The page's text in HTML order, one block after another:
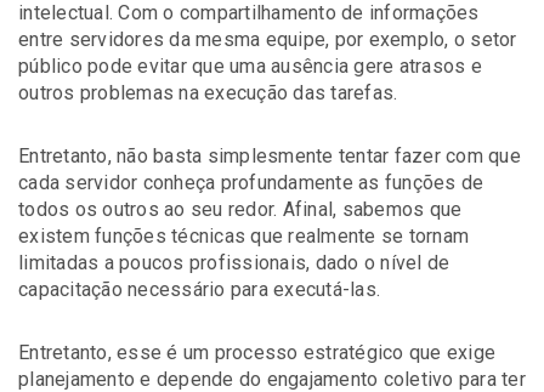
intelectual. Com o compartilhamento de informações
entre servidores da mesma equipe, por exemplo, o setor
público pode evitar que uma ausência gere atrasos e
outros problemas na execução das tarefas.
Entretanto, não basta simplesmente tentar fazer com que
cada servidor conheça profundamente as funções de
todos os outros ao seu redor. Afinal, sabemos que
existem funções técnicas que realmente se tornam
limitadas a poucos profissionais, dado o nível de
capacitação necessário para executá-las.
Entretanto, esse é um processo estratégico que exige
planejamento e depende do engajamento coletivo para ter